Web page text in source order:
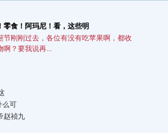
零食！阿玛尼！看，这些明
节刚刚过去，各位有没有吃苹果啊，都收
？要我说再...
么可
赵祯九